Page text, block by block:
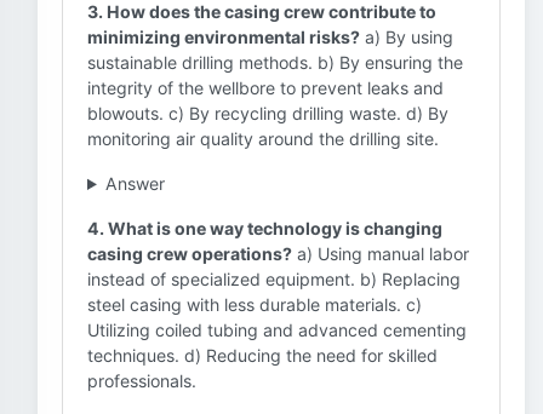
3. How does the casing crew contribute to
minimizing environmental risks? a) By using
sustainable drilling methods. b) By ensuring the
integrity of the wellbore to prevent leaks and
blowouts. c) By recycling drilling waste. d) By
monitoring air quality around the drilling site.
Answer
4. What is one way technology is changing
casing crew operations? a) Using manual labor
instead of specialized equipment. b) Replacing
steel casing with less durable materials. c)
Utilizing coiled tubing and advanced cementing
techniques. d) Reducing the need for skilled
professionals.